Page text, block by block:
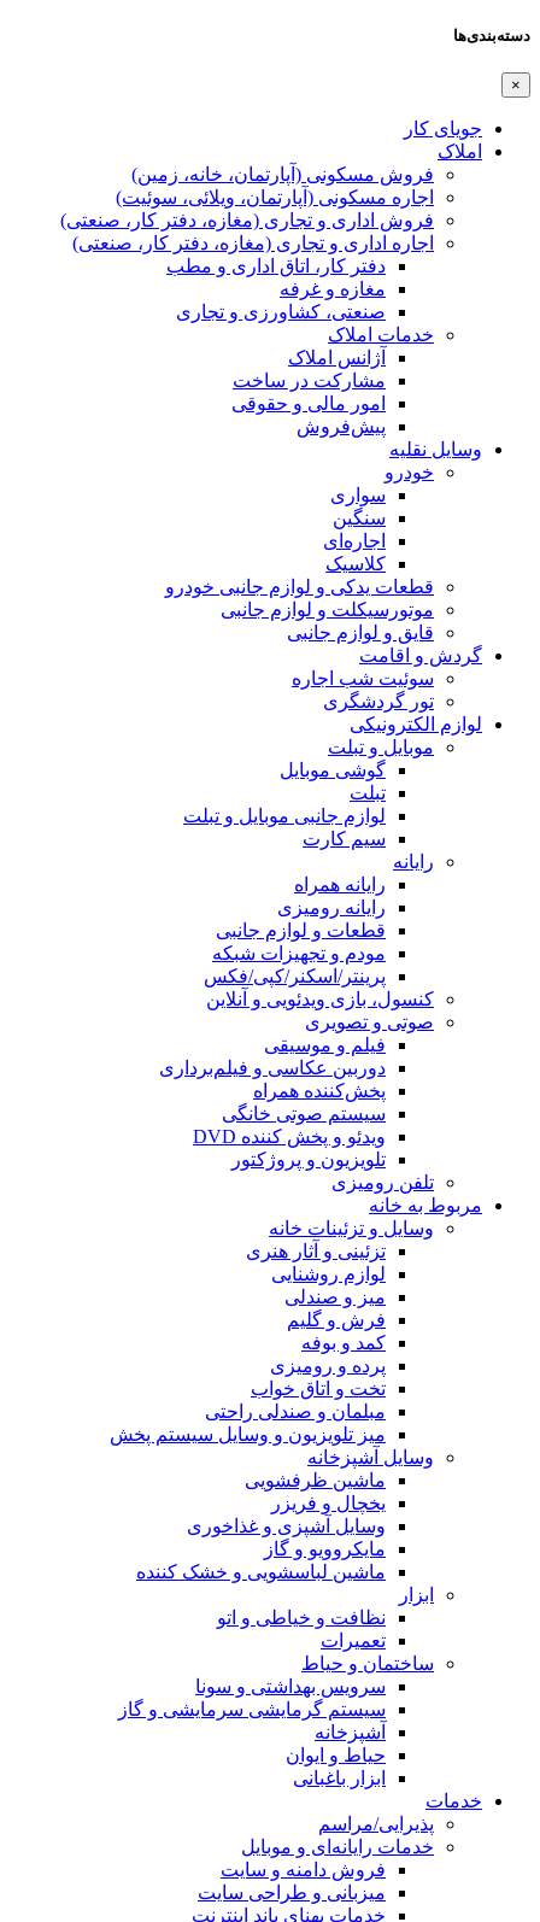
دسته‌بندی‌ها
×
جویای کار
املاک
فروش مسکونی (آپارتمان، خانه، زمین)
اجاره مسکونی (آپارتمان، ویلائی، سوئیت)
فروش اداری و تجاری (مغازه، دفتر کار، صنعتی)
اجاره اداری و تجاری (مغازه، دفتر کار، صنعتی)
دفتر کار، اتاق اداری و مطب
مغازه و غرفه
صنعتی،‌ کشاورزی و تجاری
خدمات املاک
آژانس املاک
مشارکت در ساخت
امور مالی و حقوقی
پیش‌فروش
وسایل نقلیه
خودرو
سواری
سنگین
اجاره‌ای
کلاسیک
قطعات یدکی و لوازم جانبی خودرو
موتورسیکلت و لوازم جانبی
قایق و لوازم جانبی
گردش و اقامت
سوئیت شب اجاره
تور گردشگری
لوازم الکترونیکی
موبایل و تبلت
گوشی موبایل
تبلت
لوازم جانبی موبایل و تبلت
سیم کارت
رایانه
رایانه همراه
رایانه رومیزی
قطعات و لوازم جانبی
مودم و تجهیزات شبکه
پرینتر/اسکنر/کپی/فکس
کنسول، بازی‌ ویدئویی و آنلاین
صوتی و تصویری
فیلم و موسیقی
دوربین عکاسی و فیلم‌برداری
پخش‌کننده همراه
سیستم صوتی خانگی
ویدئو و پخش کننده DVD
تلویزیون و پروژکتور
تلفن رومیزی
مربوط به خانه
وسایل و تزئینات خانه
تزئینی و آثار هنری
لوازم روشنایی
میز و صندلی
فرش و گلیم
کمد و بوفه
پرده و رومیزی
تخت و اتاق خواب
مبلمان و صندلی راحتی
میز تلویزیون و وسایل سیستم پخش
وسایل آشپزخانه
ماشین ظرفشویی
یخچال و فریزر
وسایل آشپزی و غذاخوری
مایکروویو و گاز
ماشین لباسشویی و خشک کننده
ابزار
نظافت و خیاطی و اتو
تعمیرات
ساختمان و حیاط
سرویس بهداشتی و سونا
سیستم گرمایشی سرمایشی و گاز
آشپزخانه
حیاط و ایوان
ابزار باغبانی
خدمات
پذیرایی/مراسم
خدمات رایانه‌ای و موبایل
فروش دامنه و سایت
میزبانی و طراحی سایت
خدمات پهنای باند اینترنت